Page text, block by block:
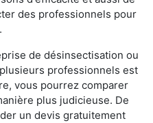
des professionnels pour
de désinsectisation ou
professionnels est
vous pourrez comparer
plus judicieuse. De
un devis gratuitement